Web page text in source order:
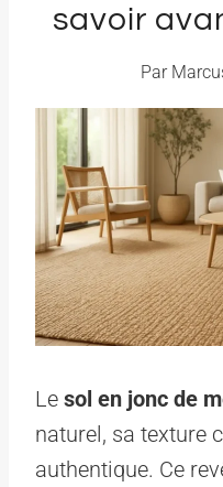
savoir
Par
Le sol en jonc de
naturel, sa texture
authentique. Ce